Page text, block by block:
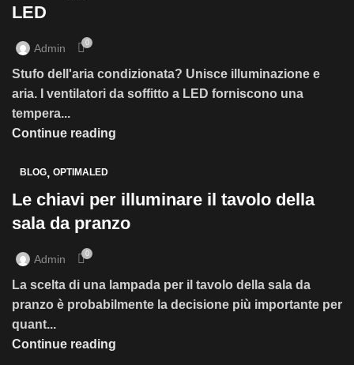
LED
Admin 0
Stufo dell'aria condizionata? Unisce illuminazione e
aria. I ventilatori da soffitto a LED forniscono una
tempera...
Continue reading
BLOG, OPTIMALED
Le chiavi per illuminare il tavolo della
sala da pranzo
Admin 0
La scelta di una lampada per il tavolo della sala da
pranzo è probabilmente la decisione più importante per
quant...
Continue reading